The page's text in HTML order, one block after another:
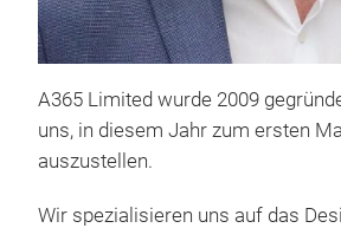
A365 Limited wurde 2009 gegrü
uns, in diesem Jahr zum ersten
auszustellen.
Wir spezialisieren uns auf das